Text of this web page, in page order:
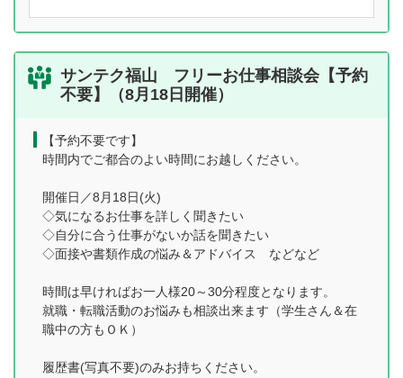
サンテク福山 フリーお仕事相談会【予約
不要】（8月18日開催）
【予約不要です】
時間内でご都合のよい時間にお越しください。
開催日／8月18日(火)
◇気になるお仕事を詳しく聞きたい
◇自分に合う仕事がないか話を聞きたい
◇面接や書類作成の悩み＆アドバイス などなど
時間は早ければお一人様20～30分程度となります。
就職・転職活動のお悩みも相談出来ます（学生さん＆在
職中の方もＯＫ）
履歴書(写真不要)のみお持ちください。